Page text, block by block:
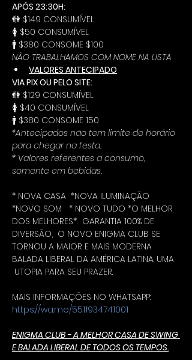
APÓS 23:30H:
🚻 $149 CONSUMÍVEL
🚺 $50 CONSUMÍVEL
🚹 $380 CONSOME $100
NÃO TRABALHAMOS COM NOME NA LISTA
VALORES ANTECIPADO
VIA PIX OU PELO SITE:
🚻 $129 CONSUMÍVEL
🚺 $40 CONSUMÍVEL
🚹 $380 CONSOME 150
*Antecipados não tem limite de horário
para chegar na festa.
* Valores referentes a consumo,
somente em bebidas.
* NOVA CASA  *NOVA ILUMINAÇÃO
*NOVO SOM   * NOVO TUDO *O MELHOR
DOS MELHORES*.  GARANTIA 100% DE
DIVERSÃO,  O NOVO ENIGMA CLUB SE
TORNOU A MAIOR E MAIS MODERNA
BALADA LIBERAL DA AMÉRICA LATINA. UMA
UTOPIA PARA SEU PRAZER.
MAIS INFORMAÇÕES NO WHATSAPP:
https://wa.me/5511934741001
ENIGMA CLUB - A MELHOR CASA DE SWING
E BALADA LIBERAL DE TODOS OS TEMPOS.